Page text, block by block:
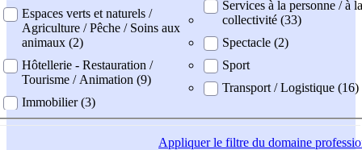
Espaces verts et naturels /
Agriculture / Pêche / Soins aux
animaux (2)
Hôtellerie - Restauration /
Tourisme / Animation (9)
Immobilier (3)
Services à la personne / à la
collectivité (33)
Spectacle (2)
Sport
Transport / Logistique (16)
Appliquerle filtre du domaine